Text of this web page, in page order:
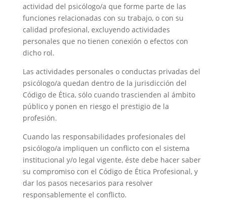
actividad del psicólogo/a que forme parte de las
funciones relacionadas con su trabajo, o con su
calidad profesional, excluyendo actividades
personales que no tienen conexión o efectos con
dicho rol.
Las actividades personales o conductas privadas del
psicólogo/a quedan dentro de la jurisdicción del
Código de Ética, sólo cuando trascienden al ámbito
público y ponen en riesgo el prestigio de la
profesión.
Cuando las responsabilidades profesionales del
psicólogo/a impliquen un conflicto con el sistema
institucional y/o legal vigente, éste debe hacer saber
su compromiso con el Código de Ética Profesional, y
dar los pasos necesarios para resolver
responsablemente el conflicto.